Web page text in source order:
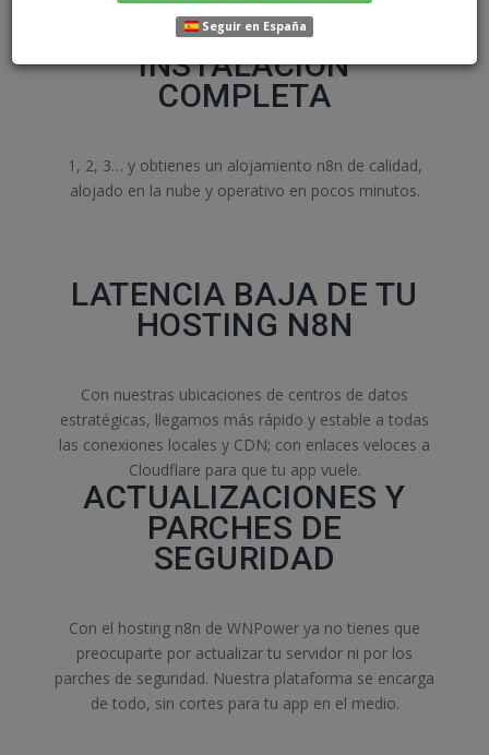
seguridad a diario y las almacenamos en la nube para
que puedas dormir tranquilo.
INSTALACIÓN
COMPLETA
1, 2, 3… y obtienes un alojamiento n8n de calidad,
alojado en la nube y operativo en pocos minutos.
LATENCIA BAJA DE TU
HOSTING N8N
Con nuestras ubicaciones de centros de datos
estratégicas, llegamos más rápido y estable a todas
las conexiones locales y CDN; con enlaces veloces a
Cloudflare para que tu app vuele.
ACTUALIZACIONES Y
PARCHES DE
SEGURIDAD
Con el hosting n8n de WNPower ya no tienes que
preocuparte por actualizar tu servidor ni por los
parches de seguridad. Nuestra plataforma se encarga
de todo, sin cortes para tu app en el medio.
Seguir en España